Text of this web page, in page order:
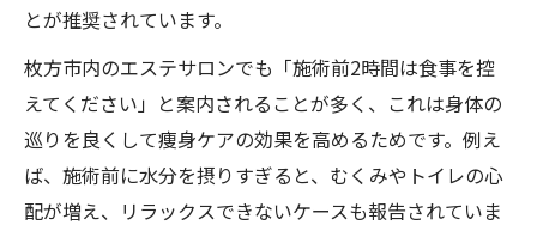
とが推奨されています。
枚方市内のエステサロンでも「施術前2時間は食事を控
えてください」と案内されることが多く、これは身体の
巡りを良くして痩身ケアの効果を高めるためです。例え
ば、施術前に水分を摂りすぎると、むくみやトイレの心
配が増え、リラックスできないケースも報告されていま